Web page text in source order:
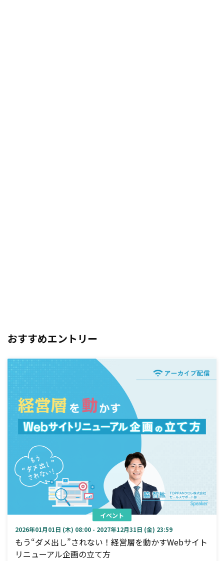
おすすめエントリー
イベント
2026年01月01日 (木) 08:00 - 2027年12月31日 (金) 23:59
もう“ダメ出し”されない！経営層を動かすWebサイト
リニューアル企画の立て方